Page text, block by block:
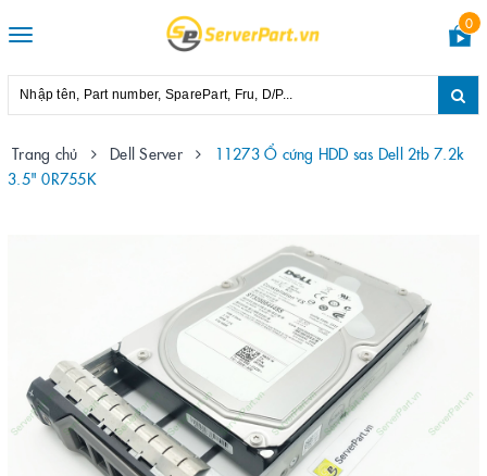
Toggle
0
Trang chủ Dell Server
11273 Ổ cứng HDD sas Dell 2tb 7.2k
3.5" 0R755K